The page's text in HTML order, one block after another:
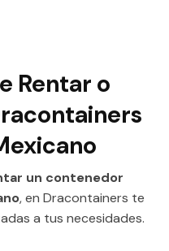
Rentar o
un contenedor
, en Dracontainers te
a tus necesidades.